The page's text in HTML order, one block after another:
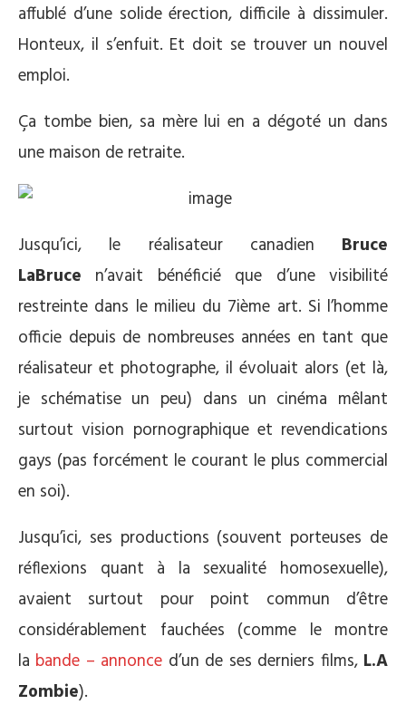
affublé d’une solide érection, difficile à dissimuler.
Honteux, il s’enfuit. Et doit se trouver un nouvel
emploi.
Ça tombe bien, sa mère lui en a dégoté un dans
une maison de retraite.
Jusqu’ici, le réalisateur canadien Bruce
LaBruce n’avait bénéficié que d’une visibilité
restreinte dans le milieu du 7ième art. Si l’homme
officie depuis de nombreuses années en tant que
réalisateur et photographe, il évoluait alors (et là,
je schématise un peu) dans un cinéma mêlant
surtout vision pornographique et revendications
gays (pas forcément le courant le plus commercial
en soi).
Jusqu’ici, ses productions (souvent porteuses de
réflexions quant à la sexualité homosexuelle),
avaient surtout pour point commun d’être
considérablement fauchées (comme le montre
la bande – annonce d’un de ses derniers films, L.A
Zombie).